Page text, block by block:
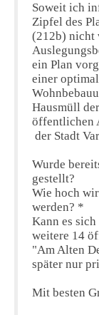
Soweit ich
Zipfel des
(212b) nicht
ein Plan
einer
Hausmüll
öffentlichen
der Stadt
Wurde
gestellt?
Wie hoch
werden? *
Kann es
weitere 14
"Am Alten
später nur
Mit besten